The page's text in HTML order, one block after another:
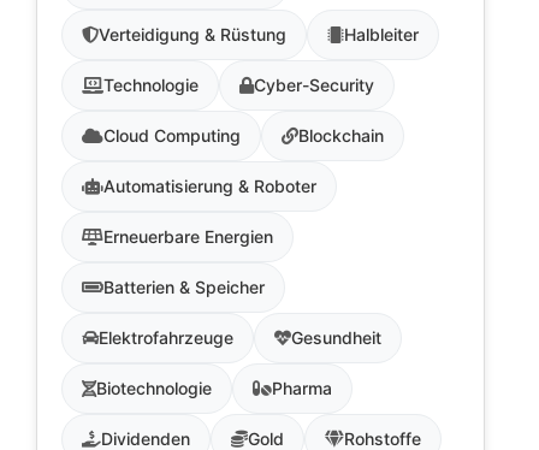
Verteidigung & Rüstung Halbleiter
Technologie Cyber-Security
Cloud Computing Blockchain
Automatisierung & Roboter
Erneuerbare Energien
Batterien & Speicher
Elektrofahrzeuge Gesundheit
Biotechnologie Pharma
Dividenden Gold Rohstoffe